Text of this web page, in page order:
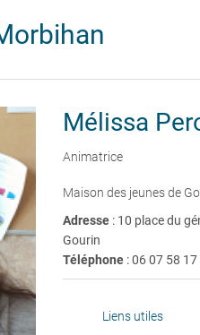
Mélissa
Animatrice
Maison des jeunes de
Adresse : 10 place du
Gourin
Téléphone:06 07 58 17
Liens utiles